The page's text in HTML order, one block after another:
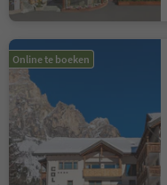
Online te boeken